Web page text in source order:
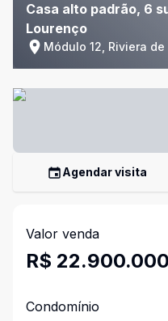
Casa alto padrão, 6
Lourenço
Módulo 12, Riviera
Agendar visita
Valor venda
R$
Condomínio